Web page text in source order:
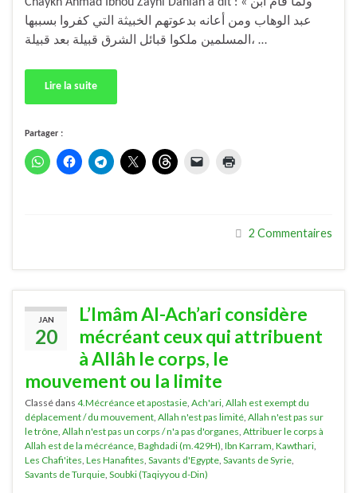
عبد الوهاب ومن أعانه بدعوتهم الخبيثة التي كفروا بسببها
المسلمين ملكوا قبائل الشرق قبيلة بعد قبيلة، …
Lire la suite
Partager :
2 Commentaires
JAN
20
L’Imâm Al-Ach’ari considère
mécréant ceux qui attribuent
à Allâh le corps, le
mouvement ou la limite
Classé dans 4.Mécréance et apostasie Ach'ari Allah est exempt du
déplacement / du mouvement Allah n'est pas limité Allah n'est pas sur
le trône Allah n'est pas un corps / n'a pas d'organes Attribuer le corps à
Allah est de la mécréance Baghdadi (m.429H) Ibn Karram Kawthari
Les Chafi'ites Les Hanafites Savants d'Egypte Savants de Syrie
Savants de Turquie Soubki (Taqiyyou d-Din)